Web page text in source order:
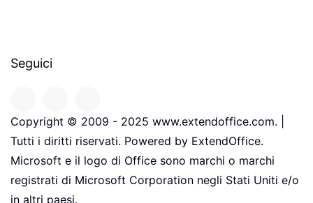
Seguici
Copyright © 2009 - 2025 www.extendoffice.com. |
Tutti i diritti riservati. Powered by ExtendOffice.
Microsoft e il logo di Office sono marchi o marchi
registrati di Microsoft Corporation negli Stati Uniti e/o
in altri paesi.